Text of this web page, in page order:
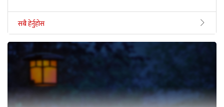
सबै हेर्नुहोस